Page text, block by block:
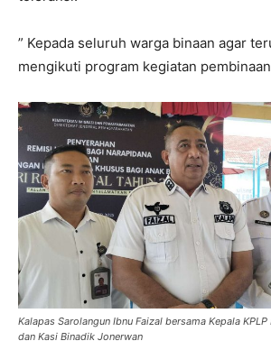
” Kepada seluruh warga binaan agar
mengikuti program kegiatan
Kalapas Sarolangun Ibnu Faizal bersama Kepala
dan Kasi Binadik Jonerwan